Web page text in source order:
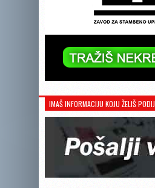
IMAŠ INFORMACIJU KOJU ŽELIŠ